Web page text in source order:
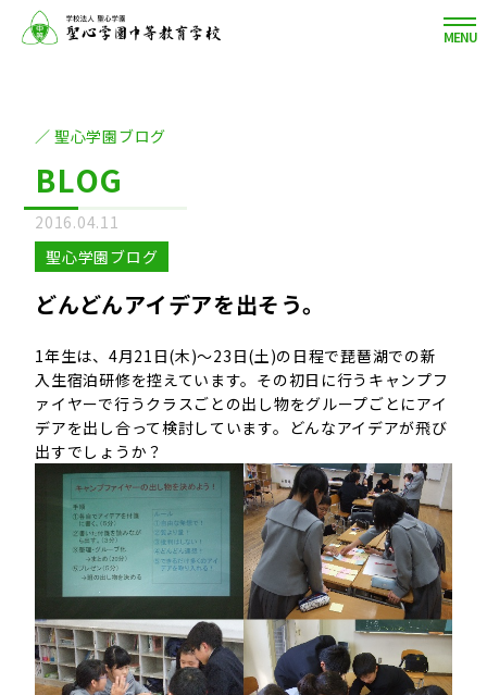
MENU
聖心学園ブログ
BLOG
2016.04.11
聖心学園ブログ
どんどんアイデアを出そう。
1年生は、4月21日(木)～23日(土)の日程で琵琶湖での新
入生宿泊研修を控えています。その初日に行うキャンプフ
ァイヤーで行うクラスごとの出し物をグループごとにアイ
デアを出し合って検討しています。どんなアイデアが飛び
出すでしょうか？